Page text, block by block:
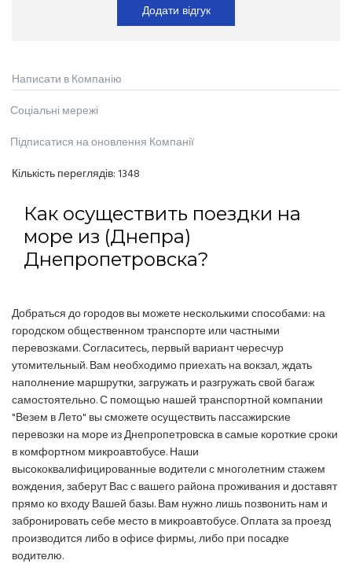
Додати відгук
Написати в Компанію
Соціальні мережі
Підписатися на оновлення Компанії
Кількість переглядів:1348
Как осуществить поездки на
море из (Днепра)
Днепропетровска?
Добраться до городов вы можете несколькими способами: на
городском общественном транспорте или частными
перевозками. Согласитесь, первый вариант чересчур
утомительный. Вам необходимо приехать на вокзал, ждать
наполнение маршрутки, загружать и разгружать свой багаж
самостоятельно. С помощью нашей транспортной компании
"Везем в Лето" вы сможете осуществить пассажирские
перевозки на море из Днепропетровска в самые короткие сроки
в комфортном микроавтобусе. Наши
высококвалифицированные водители с многолетним стажем
вождения, заберут Вас с вашего района проживания и доставят
прямо ко входу Вашей базы. Вам нужно лишь позвонить нам и
забронировать себе место в микроавтобусе. Оплата за проезд
производится либо в офисе фирмы, либо при посадке
водителю.